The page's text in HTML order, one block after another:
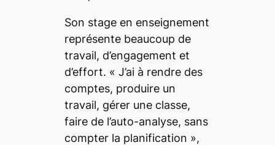
Son stage en enseignement
représente beaucoup de
travail, d’engagement et
d’effort. « J’ai à rendre des
comptes, produire un
travail, gérer une classe,
faire de l’auto-analyse, sans
compter la planification »,